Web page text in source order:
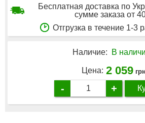
Бесплатная доставка по
сумме заказа от
Отгрузка в течение 1-3
Наличие: В
Цена: 2 059 грн
- +